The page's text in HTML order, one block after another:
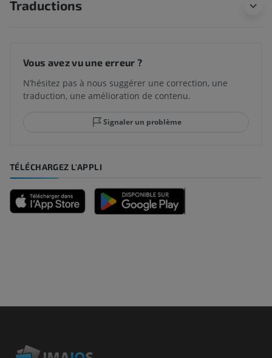
Traductions
Vous avez vu une erreur ?
N’hésitez pas à nous suggérer une correction, une
traduction, une amélioration de contenu.
Signaler un problème
TÉLÉCHARGEZ L'APPLI